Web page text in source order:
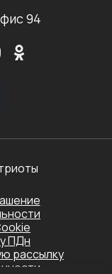
94
ПДн
рассылку